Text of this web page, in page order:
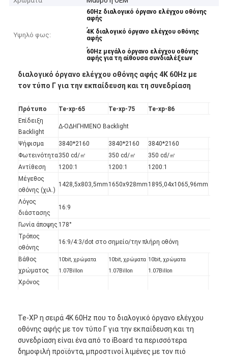
Προϊόντα
Βίντεο
Υψηλό φως:
60Hz διαλογικό όργανο ελέγχου οθόνης
αφής
,
4K διαλογικό όργανο ελέγχου οθόνης
αφής
,
60Hz μεγάλο όργανο ελέγχου οθόνης
αφής για τη αίθουσα συνδιαλέξεων
διαλογικό όργανο ελέγχου οθόνης αφής 4K 60Hz με
τον τύπο Γ για την εκπαίδευση και τη συνεδρίαση
Πρότυπο Te-xp-65 Te-xp-75
Te-xp-86
Επίδειξη
Backlight
Δ-ΟΔΗΓΗΜΕΝΟ Backlight
Ψήφισμα 3840*2160 3840*2160
3840*2160
Φωτεινότητα350 cd/㎡ 350 cd/㎡
350 cd/㎡
Αντίθεση
1200:1 1200:1
1200:1
Μέγεθος
οθόνης (χιλ.)
1428,5x803,5mm 1650x928mm 1895,04x1065,96mm
Λόγος
διάστασης
16:9
Γωνία άποψης 178°
Τρόπος
οθόνης
16:9/4:3/dot στο σημείο/την πλήρη οθόνη
Βάθος
χρώματος
10bit, χρώματα
1.07Billon
10bit, χρώματα
1.07Billon
10bit, χρώματα
1.07Billon
Χρόνος
Ψήφισμα
Suport
4K υπερβολικό HD 3840x2160
Αρρενωπά 8,0
ΒΡΑΧΊΟΝΑΣ το Cortex-A73@1.5GHz 2 Χ
Te-XP η σειρά 4K 60Hz που το διαλογικό όργανο ελέγχου
οθόνης αφής με τον τύπο Γ για την εκπαίδευση και τη
συνεδρίαση είναι ένα από το iBoard τα περισσότερα
δημοφιλή προϊόντα, μπροστινοί λιμένες με τον πιό